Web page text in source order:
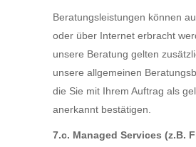
Beratungsleistungen können
oder über Internet erbracht
unsere Beratung gelten
unsere allgemeinen
die Sie mit Ihrem Auftrag als
anerkannt bestätigen.
7.c. Managed Services (z.B.